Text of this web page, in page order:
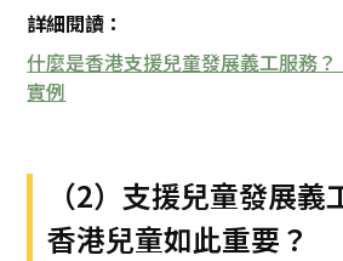
詳細閱讀：
什麼是香港支援兒童發展義工服務
實例
（2）支援兒童發展
香港兒童如此重要？